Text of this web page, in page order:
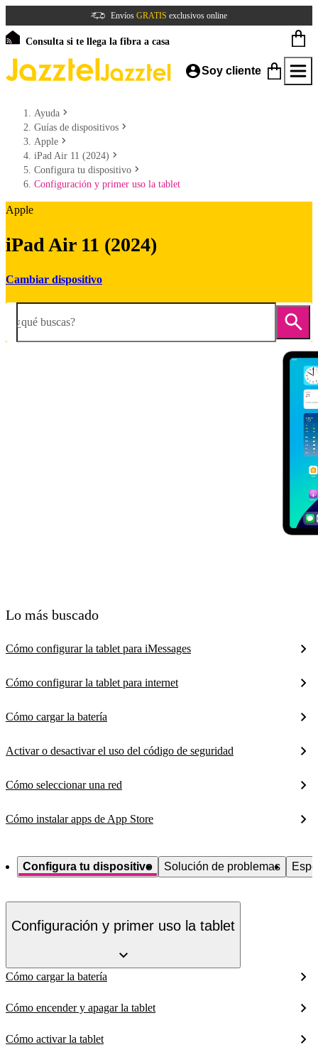
Envíos GRATIS exclusivos online
Consulta si te llega la fibra a casa
Soy cliente
Ayuda
Guías de dispositivos
Apple
iPad Air 11 (2024)
Configura tu dispositivo
Configuración y primer uso la tablet
Apple
iPad Air 11 (2024)
Cambiar dispositivo
¿qué buscas?
Lo más buscado
Cómo configurar la tablet para iMessages
Cómo configurar la tablet para internet
Cómo cargar la batería
Activar o desactivar el uso del código de seguridad
Cómo seleccionar una red
Cómo instalar apps de App Store
Configura tu dispositivo Solución de problemas
Configuración y primer uso la tablet
Cómo cargar la batería
Cómo encender y apagar la tablet
Cómo activar la tablet